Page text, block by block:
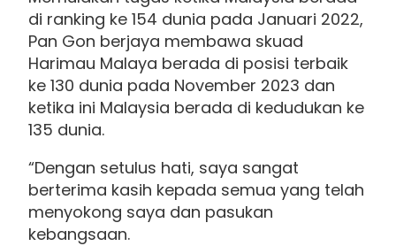
di ranking ke 154 dunia pada Januari 2022,
Pan Gon berjaya membawa skuad
Harimau Malaya berada di posisi terbaik
ke 130 dunia pada November 2023 dan
ketika ini Malaysia berada di kedudukan ke
135 dunia.
“Dengan setulus hati, saya sangat
berterima kasih kepada semua yang telah
menyokong saya dan pasukan
kebangsaan.